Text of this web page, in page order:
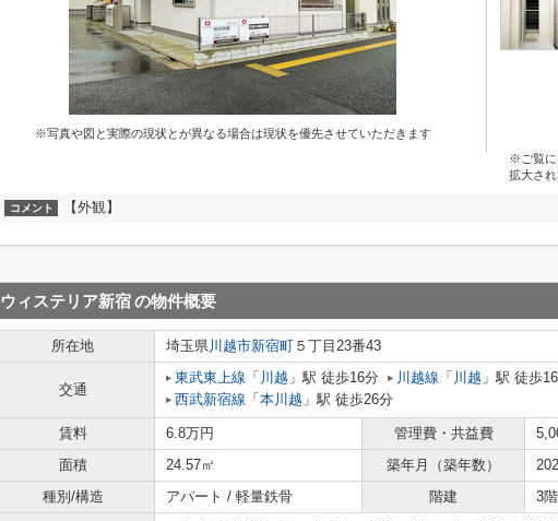
※写真や図と実際の現状とが異なる場合は現状を優先させていただきます
※ご覧に
拡大され
コメント 【外観】
ウィステリア新宿の物件概要
所在地 埼玉県川越市新宿町 ５丁目23番43
交通
東武東上線 「 川越 」駅 徒歩16分 川越線 「 川越 」駅 徒歩
西武新宿線 「 本川越 」駅 徒歩26分
賃料 6.8万円 管理費・共益費
面積
24.57㎡ 築年月（築年数）
種別/構造
アパート / 軽量鉄骨 階建 3